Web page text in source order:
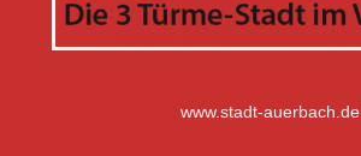
www.stadt-auerbach.de